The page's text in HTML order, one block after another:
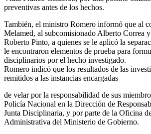
preventivas antes de los hechos.
También, el ministro Romero informó que al
Melamed, al subcomisionado Alberto Correa
Roberto Pinto, a quienes se le aplicó la
le encontraron elementos de prueba para
disciplinarios por el hecho investigado.
Romero indicó que los resultados de las
remitidos a las instancias encargadas
de velar por la responsabilidad de sus
Policía Nacional en la Dirección de
Junta Disciplinaria, y por parte de la Oficina
Administrativa del Ministerio de Gobierno.